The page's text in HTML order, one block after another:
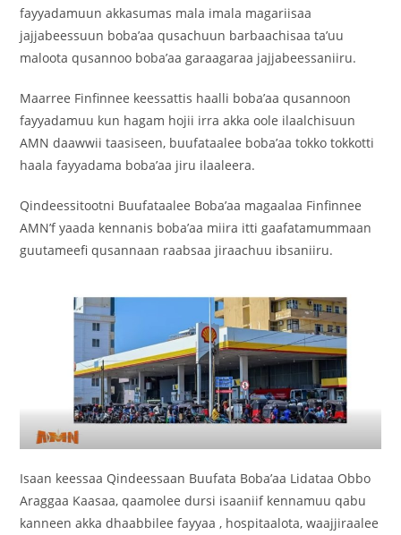
fayyadamuun akkasumas mala imala magariisaa
jajjabeessuun boba’aa qusachuun barbaachisaa ta’uu
maloota qusannoo boba’aa garaagaraa jajjabeessaniiru.
Maarree Finfinnee keessattis haalli boba’aa qusannoon
fayyadamuu kun hagam hojii irra akka oole ilaalchisuun
AMN daawwii taasiseen, buufataalee boba’aa tokko tokkotti
haala fayyadama boba’aa jiru ilaaleera.
Qindeessitootni Buufataalee Boba’aa magaalaa Finfinnee
AMN’f yaada kennanis boba’aa miira itti gaafatamummaan
guutameefi qusannaan raabsaa jiraachuu ibsaniiru.
Isaan keessaa Qindeessaan Buufata Boba’aa Lidataa Obbo
Araggaa Kaasaa, qaamolee dursi isaaniif kennamuu qabu
kanneen akka dhaabbilee fayyaa , hospitaalota, waajjiraalee